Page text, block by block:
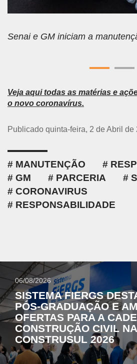
Senai e GM iniciam a
Veja aqui todas as matérias e
o novo coronavírus.
Publicado quinta-feira, 2 de Abril de
MANUTENÇÃO
GM
PARCERIA
CORONAVIRUS
RESPONSABILIDADE
06/08/2026
SISTEMA FIERGS
PÓS-GRADUAÇÃO E
OFERTAS PARA A
CONSTRUÇÃO CIVIL NA
CONSTRUSUL 2026